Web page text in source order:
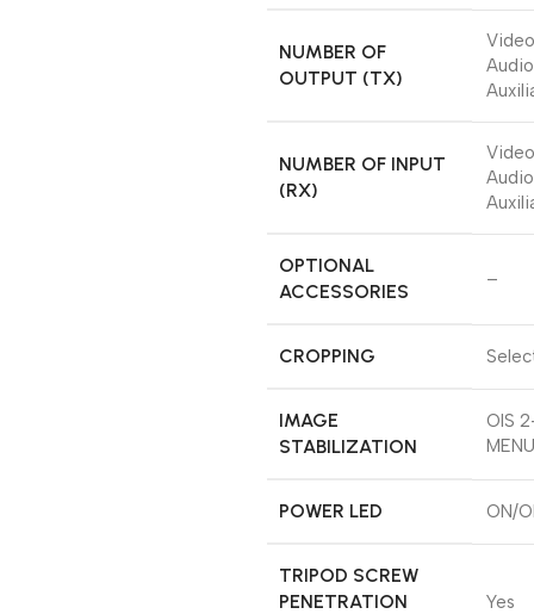
NUMBER OF
OUTPUT (TX)
NUMBER OF INPUT
(RX)
OPTIONAL
ACCESSORIES
–
CROPPING
IMAGE
STABILIZATION
OIS
POWER LED ON/
TRIPOD SCREW
PENETRATION
Yes